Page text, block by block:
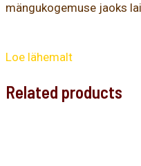
mängukogemuse jaoks
Loe lähemalt
Related products